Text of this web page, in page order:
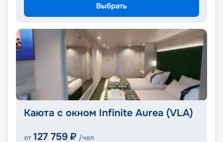
Выбрать
Каюта с окном Infinite Aurea (VLA)
от 127 759 ₽ /чел